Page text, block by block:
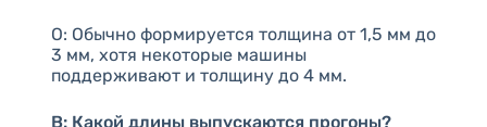
О: Обычно формируется толщина от 1,5 мм до
3 мм, хотя некоторые машины
поддерживают и толщину до 4 мм.
В: Какой длины выпускаются прогоны?